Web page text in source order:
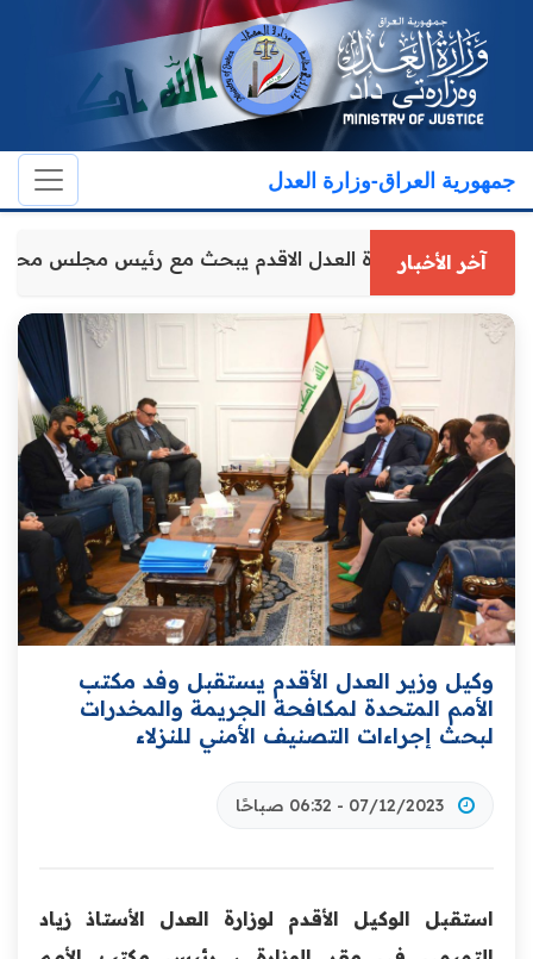
جمهورية العراق-وزارة العدل
آخر الأخباروكيل وزارة العدل الاقدم يبحث مع رئيس مجلس
وكيل وزير العدل الأقدم يستقبل وفد مكتب
الأمم المتحدة لمكافحة الجريمة والمخدرات
لبحث إجراءات التصنيف الأمني للنزلاء
07/12/2023 - 06:32 صباحًا
استقبل الوكيل الأقدم لوزارة العدل الأستاذ زياد